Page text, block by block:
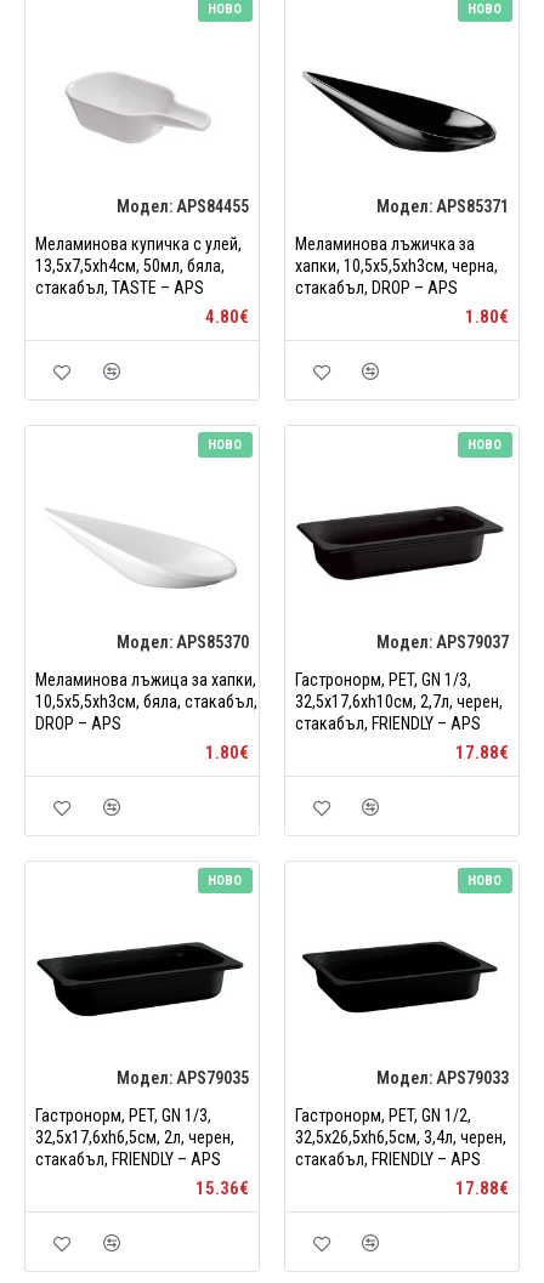
НОВО
Модел: APS84455
Меламинова купичка с улей,
13,5x7,5xh4см, 50мл, бяла,
стакабъл, TASTE – APS
4.80€
НОВО
Модел: APS85371
Меламинова лъжичка за
хапки, 10,5x5,5xh3см, черна,
стакабъл, DROP – APS
1.80€
НОВО
Модел: APS85370
Меламинова лъжица за хапки,
10,5x5,5xh3см, бяла, стакабъл,
DROP – APS
1.80€
НОВО
Модел: APS79037
Гастронорм, PET, GN 1/3,
32,5x17,6xh10см, 2,7л, черен,
стакабъл, FRIENDLY – APS
17.88€
НОВО
Модел: APS79035
Гастронорм, PET, GN 1/3,
32,5x17,6xh6,5см, 2л, черен,
стакабъл, FRIENDLY – APS
15.36€
НОВО
Модел: APS79033
Гастронорм, PET, GN 1/2,
32,5x26,5xh6,5см, 3,4л, черен,
стакабъл, FRIENDLY – APS
17.88€